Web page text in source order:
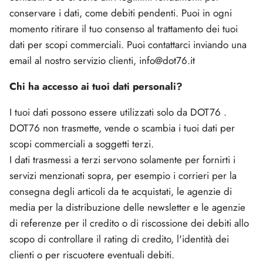
conservare i dati, come debiti pendenti. Puoi in ogni
momento ritirare il tuo consenso al trattamento dei tuoi
dati per scopi commerciali. Puoi contattarci inviando una
email al nostro servizio clienti, info@dot76.it
Chi ha accesso ai tuoi dati personali?
I tuoi dati possono essere utilizzati solo da DOT76 .
DOT76 non trasmette, vende o scambia i tuoi dati per
scopi commerciali a soggetti terzi.
I dati trasmessi a terzi servono solamente per fornirti i
servizi menzionati sopra, per esempio i corrieri per la
consegna degli articoli da te acquistati, le agenzie di
media per la distribuzione delle newsletter e le agenzie
di referenze per il credito o di riscossione dei debiti allo
scopo di controllare il rating di credito, l'identità dei
clienti o per riscuotere eventuali debiti.